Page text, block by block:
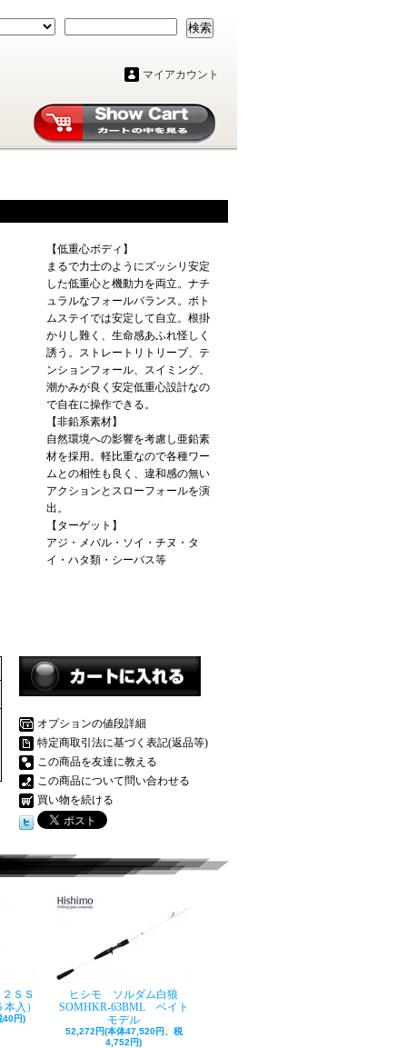
検索
マイアカウント
【低重心ボディ】
まるで力士のようにズッシリ安定
した低重心と機動力を両立。ナチ
ュラルなフォールバランス。ボト
ムステイでは安定して自立。根掛
かりし難く、生命感あふれ怪しく
誘う。ストレートリトリーブ、テ
ンションフォール、スイミング、
潮かみが良く安定低重心設計なの
で自在に操作できる。
【非鉛系素材】
自然環境への影響を考慮し亜鉛素
材を採用。軽比重なので各種ワー
ムとの相性も良く、違和感の無い
アクションとスローフォールを演
出。
【ターゲット】
アジ・メバル・ソイ・チヌ・タ
イ・ハタ類・シーバス等
オプションの値段詳細
特定商取引法に基づく表記(返品等)
この商品を友達に教える
この商品について問い合わせる
買い物を続ける
ＳＳ
入）
40円)
ヒシモ ソルダム白狼
SOMHKR-63BML ベイト
モデル
52,272円(本体47,520円、税
4,752円)